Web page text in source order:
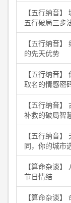
【五行纳音
五行破局三步
【五行纳音
的先天优势
【五行纳音
取名的情感密
【五行纳音
补救的破局智
【五行纳音
同，你的城市
【算命杂谈
节日情结
【算命杂谈